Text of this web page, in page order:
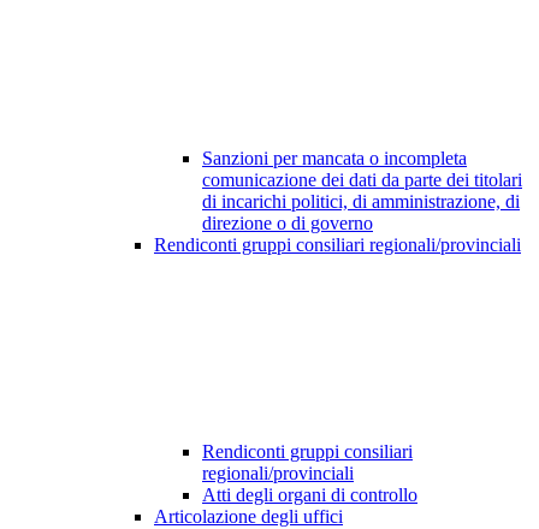
Sanzioni per mancata o incompleta
comunicazione dei dati da parte dei titolari
di incarichi politici, di amministrazione, di
direzione o di governo
Rendiconti gruppi consiliari regionali/provinciali
Rendiconti gruppi consiliari
regionali/provinciali
Atti degli organi di controllo
Articolazione degli uffici